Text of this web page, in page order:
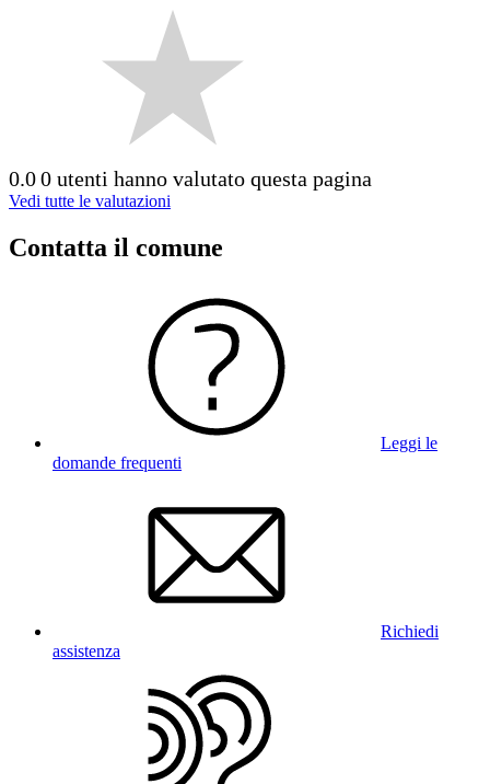
0.00 utenti hanno valutato questa pagina
Vedi tutte le valutazioni
Contatta il comune
Leggi le
domande frequenti
Richiedi
assistenza